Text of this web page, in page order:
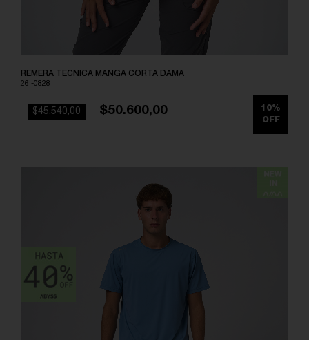
REMERA TECNICA MANGA CORTA DAMA
26I-0828
$45.540,00 $50.600,00
10%
OFF